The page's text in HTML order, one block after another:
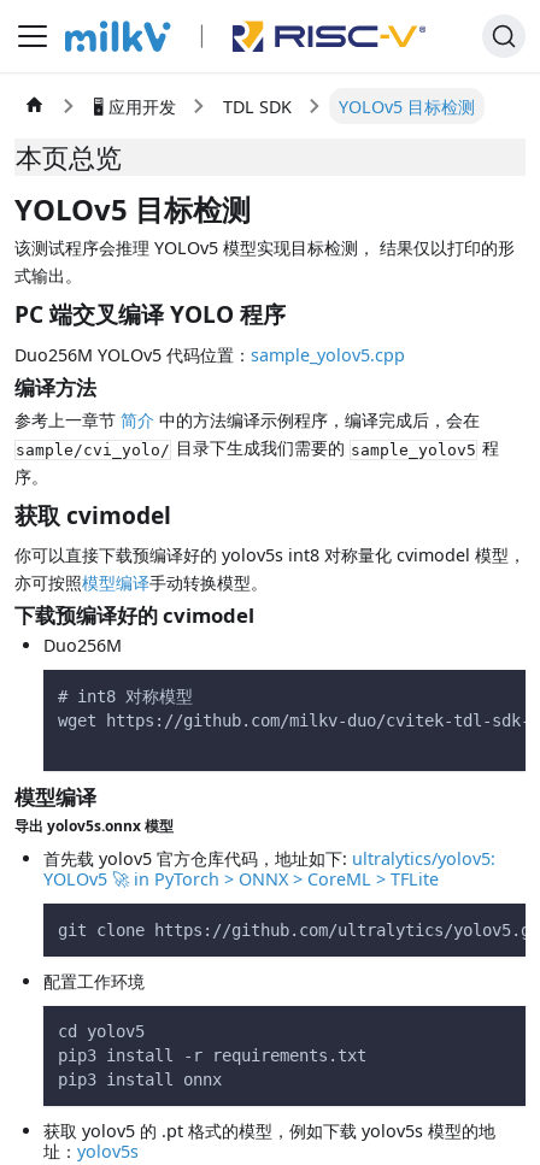
🖥️ 应用开发 TDL SDK YOLOv5 目标检测
本页总览
YOLOv5 目标检测
该测试程序会推理 YOLOv5 模型实现目标检测， 结果仅以打印的形
式输出。
PC 端交叉编译 YOLO 程序
Duo256M YOLOv5 代码位置： sample_yolov5.cpp
编译方法
参考上一章节 简介 中的方法编译示例程序，编译完成后，会在
sample/cvi_yolo/ 目录下生成我们需要的 sample_yolov5 程
序。
获取 cvimodel
你可以直接下载预编译好的 yolov5s int8 对称量化 cvimodel 模型，
亦可按照模型编译手动转换模型。
下载预编译好的 cvimodel
Duo256M
# int8 对称模型
wget https://github.com/milkv-duo/cvitek-tdl-sdk-
模型编译
导出 yolov5s.onnx 模型
首先载 yolov5 官方仓库代码，地址如下: ultralytics/yolov5:
YOLOv5 🚀 in PyTorch > ONNX > CoreML > TFLite
git clone https://github.com/ultralytics/
配置工作环境
cd yolov5
pip3 install -r requirements.txt
pip3 install onnx
获取 yolov5 的 .pt 格式的模型，例如下载 yolov5s 模型的地
址： yolov5s